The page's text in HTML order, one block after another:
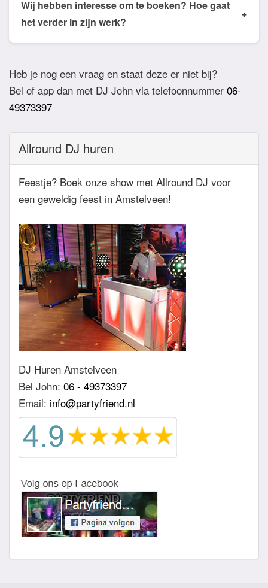
de email of app welke nummers of stijlen jullie niet
willen horen. De DJ houdt daar dan rekening mee.
Wij hebben interesse om te boeken? Hoe gaat
het verder in zijn werk?
+
zodat het feest definitief geboekt is. Wij vragen
overigens geen aanbetaling. Tegen die dat het
feest eraan komt zullen we nog even contact
hebben betreft de muziekwensen en de planning
van de avond. Daarnaast zijn wij altijd bereikbaar
zowel telefonisch, via e-mail of de app.
Heb je nog een vraag en staat deze er niet bij?
Bel of app dan met DJ John via telefoonnummer 06-
49373397
Allround DJ huren
Feestje? Boek onze show met Allround DJ voor
een geweldig feest in Amstelveen!
DJ Huren Amstelveen
Bel John: 06 - 49373397
Email: info@partyfriend.nl